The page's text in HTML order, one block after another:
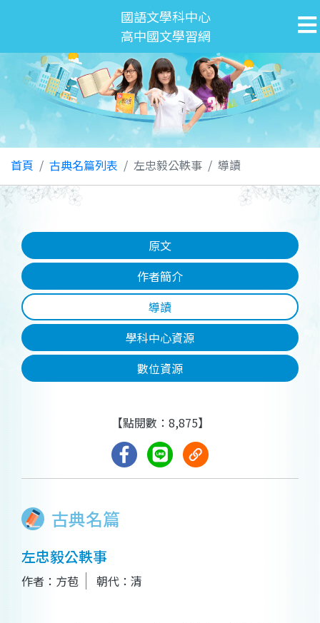
國語文學科中心
高中國文學習網
首頁 古典名篇列表 左忠毅公軼事 導讀
原文
作者簡介
導讀
學科中心資源
數位資源
【點閱數：8,875】
古典名篇
左忠毅公軼事
作者：方苞 朝代：清